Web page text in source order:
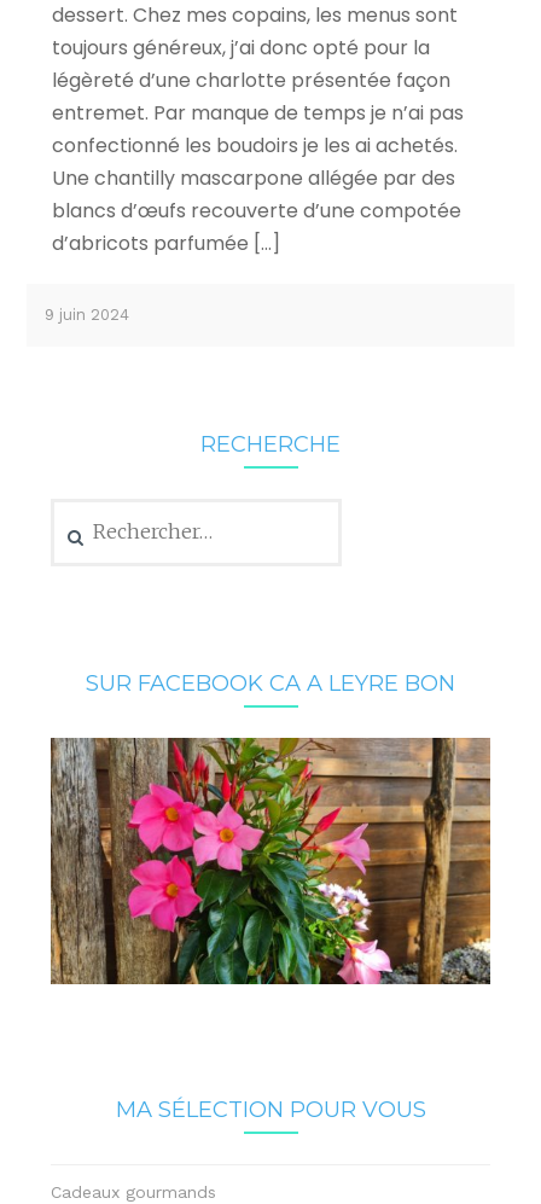
dessert. Chez mes copains, les menus sont
toujours généreux, j’ai donc opté pour la
légèreté d’une charlotte présentée façon
entremet. Par manque de temps je n’ai pas
confectionné les boudoirs je les ai achetés.
Une chantilly mascarpone allégée par des
blancs d’œufs recouverte d’une compotée
d’abricots parfumée […]
9 juin 2024
RECHERCHE
SUR FACEBOOK CA A LEYRE BON
MA SÉLECTION POUR VOUS
Cadeaux gourmands